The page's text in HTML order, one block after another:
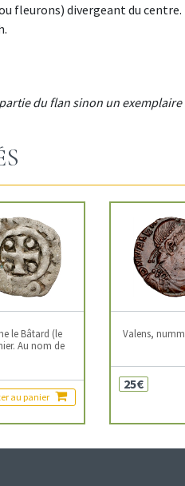
fleurons) divergeant du centre.
du flan sinon un
le Bâtard (le
Au nom de
au panier
Valens,
25€